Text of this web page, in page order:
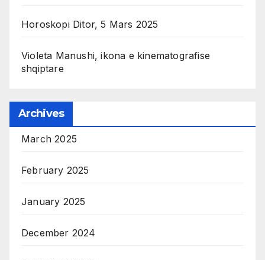
Horoskopi Ditor, 5 Mars 2025
Violeta Manushi, ikona e kinematografise
shqiptare
Archives
March 2025
February 2025
January 2025
December 2024